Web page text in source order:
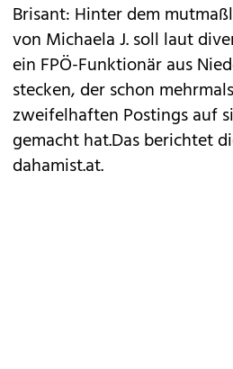
Brisant: Hinter dem
von Michaela J. soll laut
ein FPÖ-Funktionär aus
stecken, der schon
zweifelhaften Postings auf
gemacht hat.Das berichtet
dahamist.at.